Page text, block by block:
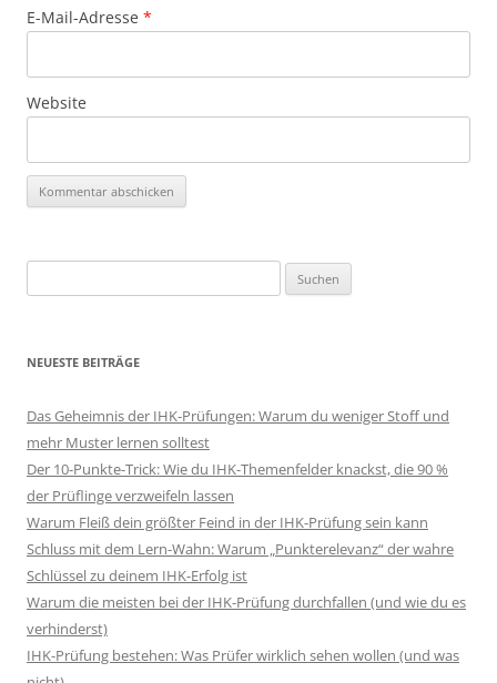
E-Mail-Adresse *
Website
nach:
NEUESTE BEITRÄGE
Das Geheimnis der IHK-Prüfungen: Warum du weniger Stoff und
mehr Muster lernen solltest
Der 10-Punkte-Trick: Wie du IHK-Themenfelder knackst, die 90 %
der Prüflinge verzweifeln lassen
Warum Fleiß dein größter Feind in der IHK-Prüfung sein kann
Schluss mit dem Lern-Wahn: Warum „Punkterelevanz“ der wahre
Schlüssel zu deinem IHK-Erfolg ist
Warum die meisten bei der IHK-Prüfung durchfallen (und wie du es
verhinderst)
IHK-Prüfung bestehen: Was Prüfer wirklich sehen wollen (und was